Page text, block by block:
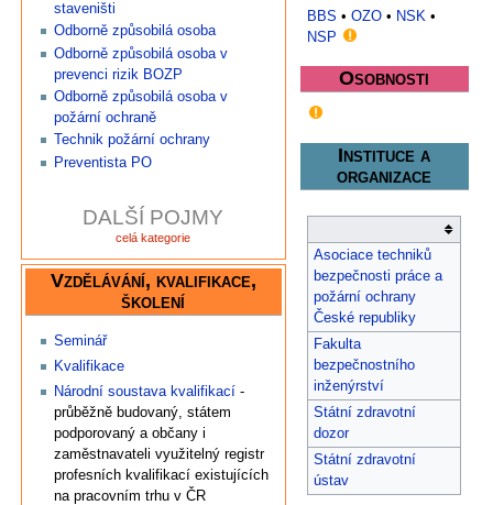
staveništi
Odborně způsobilá osoba
Odborně způsobilá osoba v
prevenci rizik BOZP
Odborně způsobilá osoba v
požární ochraně
Technik požární ochrany
Preventista PO
DALŠÍ POJMY
celá kategorie
Vzdělávání, kvalifikace,
školení
Seminář
Kvalifikace
Národní soustava kvalifikací -
průběžně budovaný, státem
podporovaný a občany i
zaměstnavateli využitelný registr
profesních kvalifikací existujících
na pracovním trhu v ČR
BBS •OZO • NSK •
NSP
Osobnosti
Instituce a
organizace
Asociace techniků
bezpečnosti práce a
požární ochrany
České republiky
Fakulta
bezpečnostního
inženýrství
Státní zdravotní
dozor
Státní zdravotní
ústav